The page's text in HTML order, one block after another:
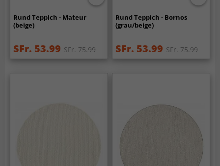
Rund Teppich - Mateur
(beige)
SFr. 53.99 SFr. 75.99
Rund Teppich - Bornos
(grau/beige)
SFr. 53.99 SFr. 75.99